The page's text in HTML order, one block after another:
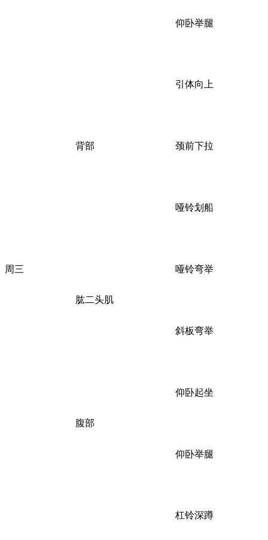
仰卧举腿
周三
背部
引体向上
颈前下拉
哑铃划船
肱二头肌
哑铃弯举
斜板弯举
腹部
仰卧起坐
仰卧举腿
杠铃深蹲